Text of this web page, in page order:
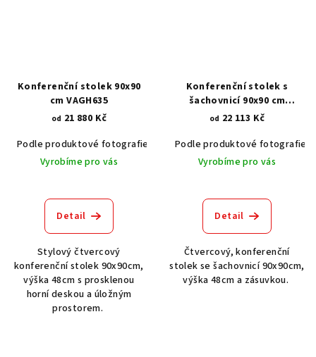
Konferenční stolek 90x90
cm VAGH635
od 21 880 Kč
Podle produktové fotografie
Akát vintage BT1551
Dub světlý
Vyrobíme pro vás
Detail
Stylový čtvercový
konferenční stolek 90x90cm,
výška 48cm s prosklenou
horní deskou a úložným
prostorem.
Konferenční stolek s
šachovnicí 90x90 cm
VAGH861
od 22 113 Kč
Podle produktové fotografie
Vyrobíme pro vás
Detail
Čtvercový, konferenční
stolek se šachovnicí 90x90cm,
výška 48cm a zásuvkou.